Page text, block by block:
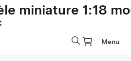
miniature 1:18
Menu